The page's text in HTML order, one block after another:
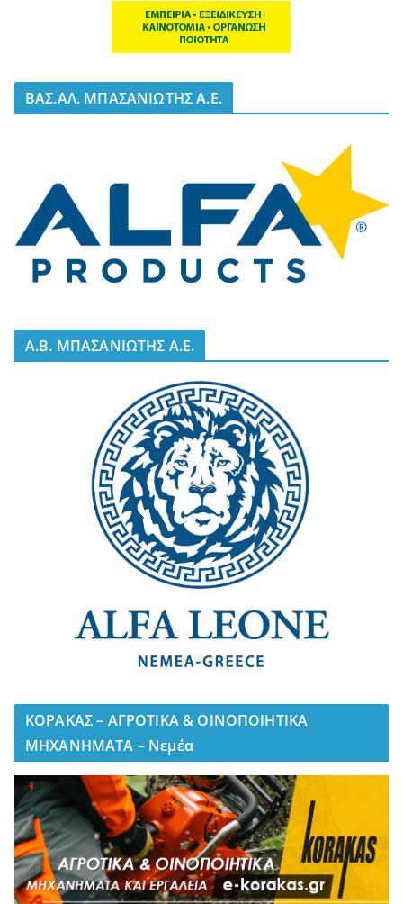
BΑΣ.ΑΛ. ΜΠΑΣΑΝΙΩΤΗΣ Α.Ε.
A.B. ΜΠΑΣΑΝΙΩΤΗΣ Α.Ε.
ΚΟΡΑΚΑΣ – ΑΓΡΟΤΙΚΑ & ΟΙΝΟΠΟΙΗΤΙΚΑ
ΜΗΧΑΝΗΜΑΤΑ – Νεμέα